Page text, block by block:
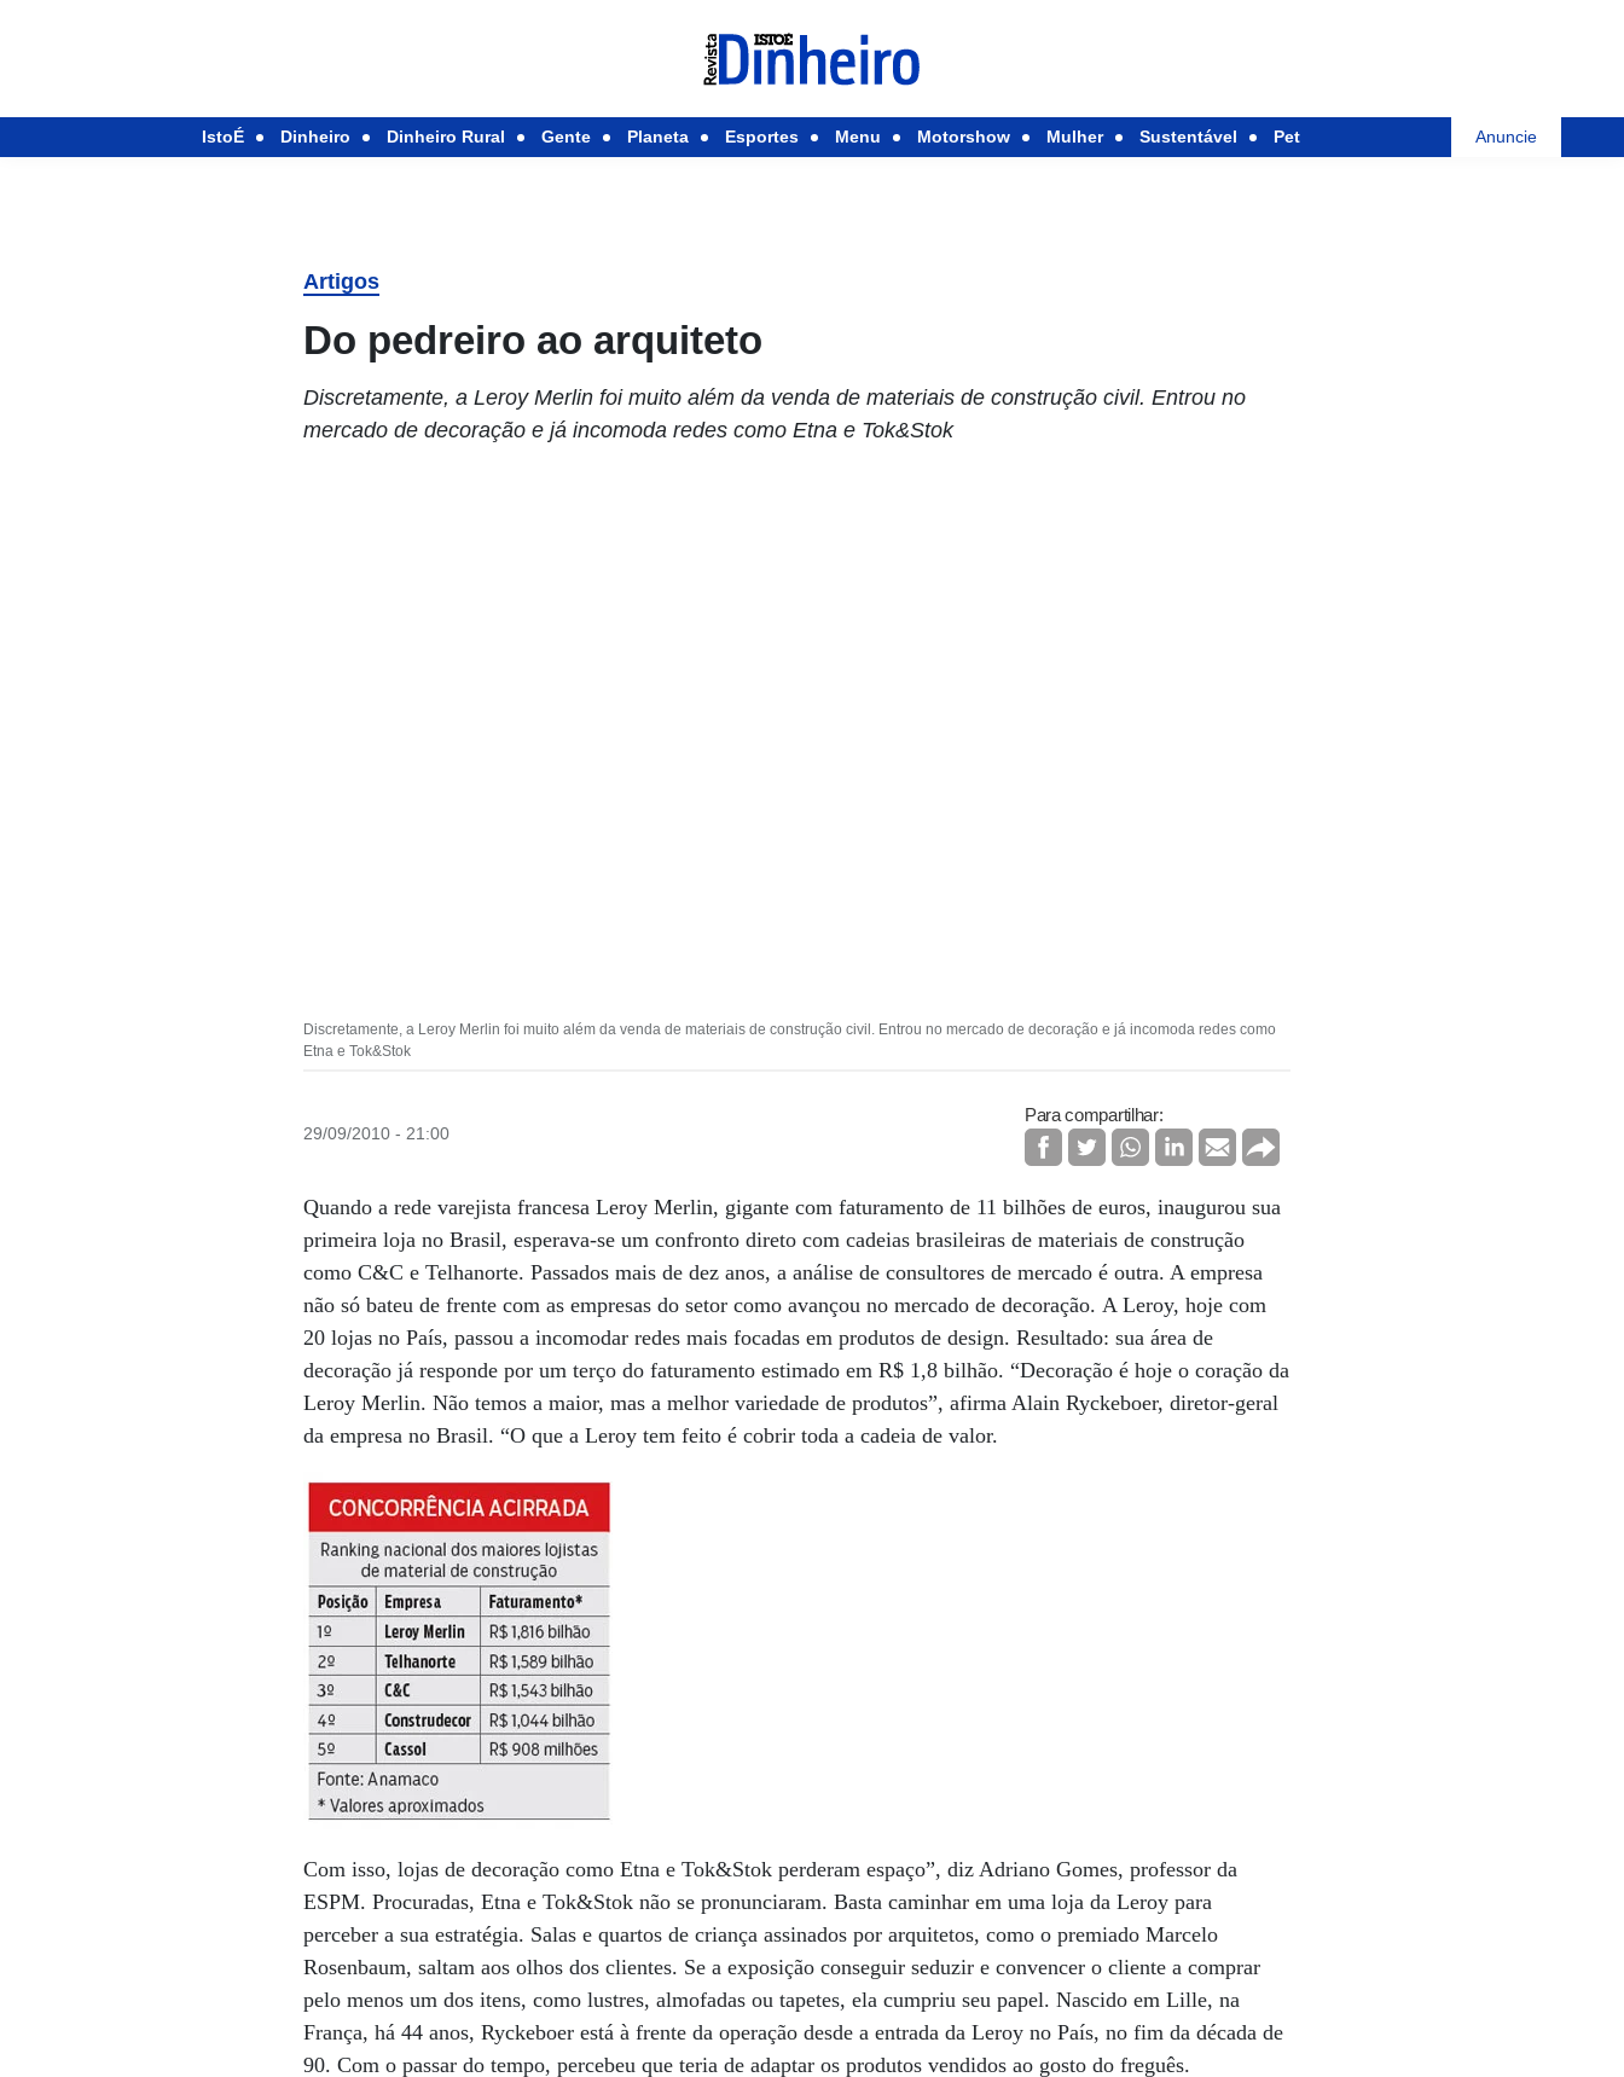
IstoÉ Dinheiro Dinheiro Rural Gente Planeta Esportes Menu Motorshow Mulher Sustentável Pet Anuncie
Artigos
Do pedreiro ao arquiteto
Discretamente, a Leroy Merlin foi muito além da venda de materiais de construção civil. Entrou no
mercado de decoração e já incomoda redes como Etna e Tok&Stok
Discretamente, a Leroy Merlin foi muito além da venda de materiais de construção civil. Entrou no mercado de decoração e já incomoda redes como
Etna e Tok&Stok
29/09/2010 - 21:00
Para compartilhar:
Quando a rede varejista francesa Leroy Merlin, gigante com faturamento de 11 bilhões de euros, inaugurou sua
primeira loja no Brasil, esperava-se um confronto direto com cadeias brasileiras de materiais de construção
como C&C e Telhanorte. Passados mais de dez anos, a análise de consultores de mercado é outra. A empresa
não só bateu de frente com as empresas do setor como avançou no mercado de decoração. A Leroy, hoje com
20 lojas no País, passou a incomodar redes mais focadas em produtos de design. Resultado: sua área de
decoração já responde por um terço do faturamento estimado em R$ 1,8 bilhão. “Decoração é hoje o coração da
Leroy Merlin. Não temos a maior, mas a melhor variedade de produtos”, afirma Alain Ryckeboer, diretor-geral
da empresa no Brasil. “O que a Leroy tem feito é cobrir toda a cadeia de valor.
Com isso, lojas de decoração como Etna e Tok&Stok perderam espaço”, diz Adriano Gomes, professor da
ESPM. Procuradas, Etna e Tok&Stok não se pronunciaram. Basta caminhar em uma loja da Leroy para
perceber a sua estratégia. Salas e quartos de criança assinados por arquitetos, como o premiado Marcelo
Rosenbaum, saltam aos olhos dos clientes. Se a exposição conseguir seduzir e convencer o cliente a comprar
pelo menos um dos itens, como lustres, almofadas ou tapetes, ela cumpriu seu papel. Nascido em Lille, na
França, há 44 anos, Ryckeboer está à frente da operação desde a entrada da Leroy no País, no fim da década de
90. Com o passar do tempo, percebeu que teria de adaptar os produtos vendidos ao gosto do freguês.